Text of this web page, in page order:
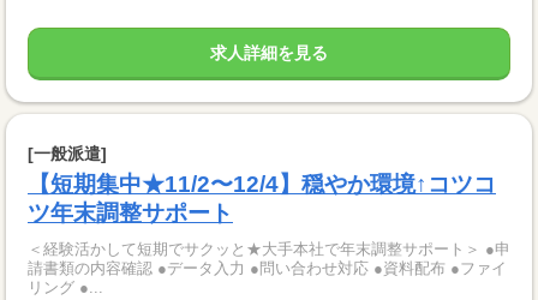
求人詳細を見る
[一般派遣]
【短期集中★11/2〜12/4】穏やか環境↑コツコ
ツ年末調整サポート
＜経験活かして短期でサクッと★大手本社で年末調整サポート＞ ●申
請書類の内容確認 ●データ入力 ●問い合わせ対応 ●資料配布 ●ファイ
リング ●...